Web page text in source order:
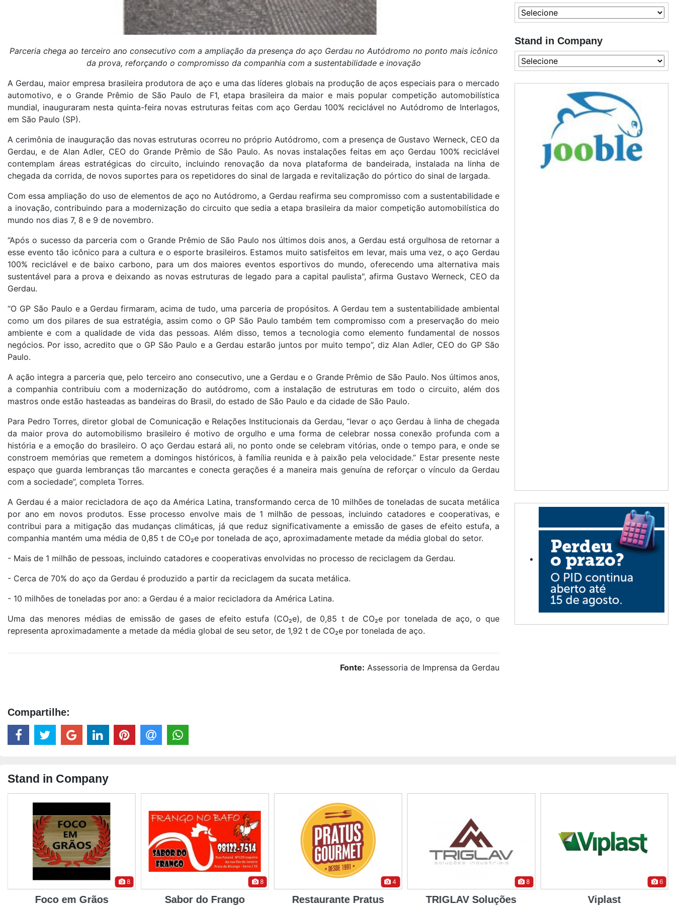
Parceria chega ao terceiro ano consecutivo com a ampliação da presença do aço Gerdau no Autódromo no ponto mais icônico
da prova, reforçando o compromisso da companhia com a sustentabilidade e inovação
A Gerdau, maior empresa brasileira produtora de aço e uma das líderes globais na produção de aços especiais para o mercado
automotivo, e o Grande Prêmio de São Paulo de F1, etapa brasileira da maior e mais popular competição automobilística
mundial, inauguraram nesta quinta-feira novas estruturas feitas com aço Gerdau 100% reciclável no Autódromo de Interlagos,
em São Paulo (SP).
A cerimônia de inauguração das novas estruturas ocorreu no próprio Autódromo, com a presença de Gustavo Werneck, CEO da
Gerdau, e de Alan Adler, CEO do Grande Prêmio de São Paulo. As novas instalações feitas em aço Gerdau 100% reciclável
contemplam áreas estratégicas do circuito, incluindo renovação da nova plataforma de bandeirada, instalada na linha de
chegada da corrida, de novos suportes para os repetidores do sinal de largada e revitalização do pórtico do sinal de largada.
Com essa ampliação do uso de elementos de aço no Autódromo, a Gerdau reafirma seu compromisso com a sustentabilidade e
a inovação, contribuindo para a modernização do circuito que sedia a etapa brasileira da maior competição automobilística do
mundo nos dias 7, 8 e 9 de novembro.
“Após o sucesso da parceria com o Grande Prêmio de São Paulo nos últimos dois anos, a Gerdau está orgulhosa de retornar a
esse evento tão icônico para a cultura e o esporte brasileiros. Estamos muito satisfeitos em levar, mais uma vez, o aço Gerdau
100% reciclável e de baixo carbono, para um dos maiores eventos esportivos do mundo, oferecendo uma alternativa mais
sustentável para a prova e deixando as novas estruturas de legado para a capital paulista", afirma Gustavo Werneck, CEO da
Gerdau.
“O GP São Paulo e a Gerdau firmaram, acima de tudo, uma parceria de propósitos. A Gerdau tem a sustentabilidade ambiental
como um dos pilares de sua estratégia, assim como o GP São Paulo também tem compromisso com a preservação do meio
ambiente e com a qualidade de vida das pessoas. Além disso, temos a tecnologia como elemento fundamental de nossos
negócios. Por isso, acredito que o GP São Paulo e a Gerdau estarão juntos por muito tempo”, diz Alan Adler, CEO do GP São
Paulo.
A ação integra a parceria que, pelo terceiro ano consecutivo, une a Gerdau e o Grande Prêmio de São Paulo. Nos últimos anos,
a companhia contribuiu com a modernização do autódromo, com a instalação de estruturas em todo o circuito, além dos
mastros onde estão hasteadas as bandeiras do Brasil, do estado de São Paulo e da cidade de São Paulo.
Para Pedro Torres, diretor global de Comunicação e Relações Institucionais da Gerdau, “levar o aço Gerdau à linha de chegada
da maior prova do automobilismo brasileiro é motivo de orgulho e uma forma de celebrar nossa conexão profunda com a
história e a emoção do brasileiro. O aço Gerdau estará ali, no ponto onde se celebram vitórias, onde o tempo para, e onde se
constroem memórias que remetem a domingos históricos, à família reunida e à paixão pela velocidade.” Estar presente neste
espaço que guarda lembranças tão marcantes e conecta gerações é a maneira mais genuína de reforçar o vínculo da Gerdau
com a sociedade”, completa Torres.
A Gerdau é a maior recicladora de aço da América Latina, transformando cerca de 10 milhões de toneladas de sucata metálica
por ano em novos produtos. Esse processo envolve mais de 1 milhão de pessoas, incluindo catadores e cooperativas, e
contribui para a mitigação das mudanças climáticas, já que reduz significativamente a emissão de gases de efeito estufa, a
companhia mantém uma média de 0,85 t de CO₂e por tonelada de aço, aproximadamente metade da média global do setor.
- Mais de 1 milhão de pessoas, incluindo catadores e cooperativas envolvidas no processo de reciclagem da Gerdau.
- Cerca de 70% do aço da Gerdau é produzido a partir da reciclagem da sucata metálica.
- 10 milhões de toneladas por ano: a Gerdau é a maior recicladora da América Latina.
Uma das menores médias de emissão de gases de efeito estufa (CO₂e), de 0,85 t de CO₂e por tonelada de aço, o que
representa aproximadamente a metade da média global de seu setor, de 1,92 t de CO₂e por tonelada de aço.
Fonte: Assessoria de Imprensa da Gerdau
Compartilhe:
Stand in Company
Stand in Company
8
Foco em Grãos
8
Sabor do Frango
4
Restaurante Pratus
8
TRIGLAV Soluções
6
Viplast